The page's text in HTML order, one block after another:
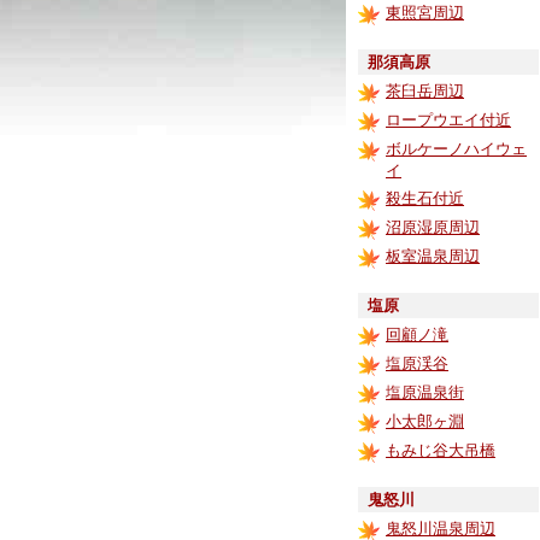
東照宮周辺
那須高原
茶臼岳周辺
ロープウエイ付近
ボルケーノハイウェ
イ
殺生石付近
沼原湿原周辺
板室温泉周辺
塩原
回顧ノ滝
塩原渓谷
塩原温泉街
小太郎ヶ淵
もみじ谷大吊橋
鬼怒川
鬼怒川温泉周辺